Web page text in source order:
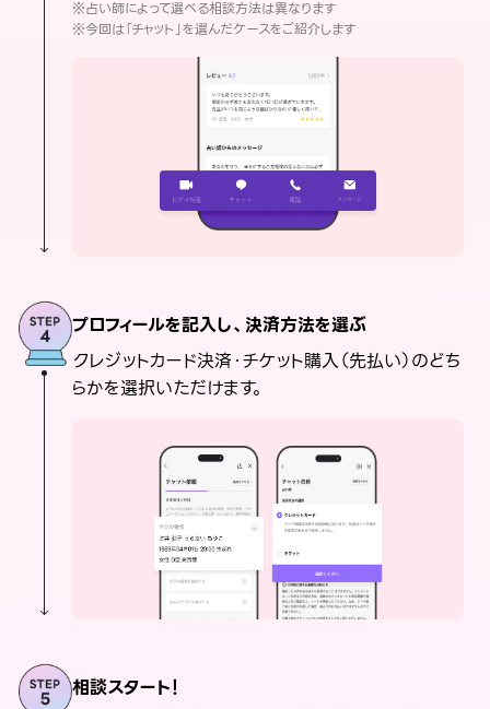
※占い師によって選べる相談方法は異なります
※今回は「チャット」を選んだケースをご紹介します
プロフィールを記入し、決済方法を選ぶ
クレジットカード決済・チケット購入（先払い）のどち
らかを選択いただけます。
相談スタート！